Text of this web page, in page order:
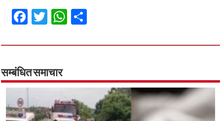
Fa
ce
b
o
o
k
T
wi
tt
er
W
h
at
p
p
ar
सम्बंधित समाचार